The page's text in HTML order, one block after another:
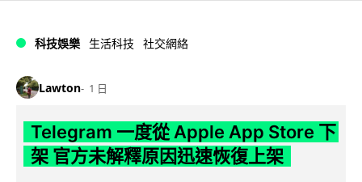
科技娛樂 生活科技 社交網絡
Lawton 1 日
Telegram 一度從 Apple App Store 下
架 官方未解釋原因迅速恢復上架